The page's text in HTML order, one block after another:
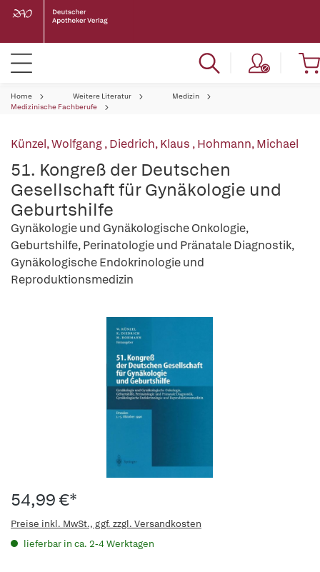
Home Weitere Literatur
Medizin
Medizinische Fachberufe
Künzel, Wolfgang,Diedrich, Klaus ,Hohmann, Michael
51. Kongreß der Deutschen
Gesellschaft für Gynäkologie und
Geburtshilfe
Gynäkologie und Gynäkologische Onkologie,
Geburtshilfe, Perinatologie und Pränatale Diagnostik,
Gynäkologische Endokrinologie und
Reproduktionsmedizin
54,99 €*
Preise inkl. MwSt., ggf. zzgl. Versandkosten
lieferbar in ca. 2-4 Werktagen